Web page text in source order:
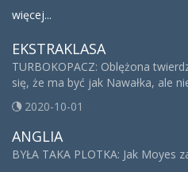
więcej...
EKSTRAKLASA
TURBOKOPACZ: Oblężona
się, że ma być jak Nawałka, ale
2020-10-01
ANGLIA
BYŁA TAKA PLOTKA: Jak Moyes